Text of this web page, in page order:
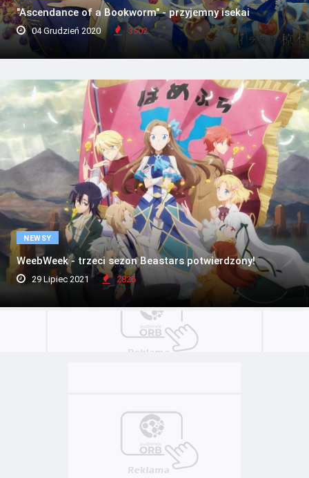
"Ascendance of a Bookworm" - przyjemny isekai
04 Grudzień 2020 3502
NEWSY
WeebWeek - trzeci sezon Beastars potwierdzony!
29 Lipiec 2021 2826